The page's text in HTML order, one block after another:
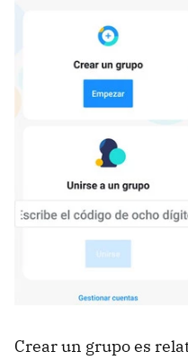
Crear un grupo es